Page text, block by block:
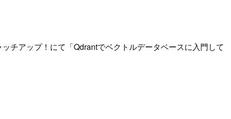
チアップ！にて「Qdrantでベクトルデータベースに入門して